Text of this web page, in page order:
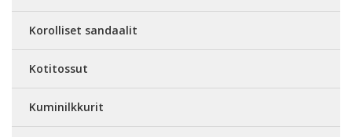
Korolliset sandaalit
Kotitossut
Kuminilkkurit